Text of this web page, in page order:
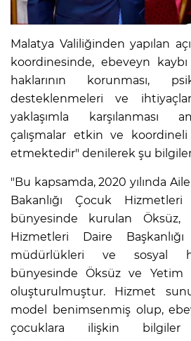
Malatya Valiliğinden yapılan
koordinesinde, ebeveyn kaybı
haklarının korunması,
desteklenmeleri ve
yaklaşımla karşılanması
çalışmalar etkin ve
etmektedir" denilerek şu
"Bu kapsamda, 2020 yılında
Bakanlığı Çocuk
bünyesinde kurulan
Hizmetleri Daire
müdürlükleri ve sosyal
bünyesinde Öksüz ve Yetim
oluşturulmuştur. Hizmet
model benimsenmiş olup,
çocuklara ilişkin